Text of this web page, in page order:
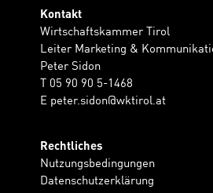
Kontakt
Wirtschaftskammer Tirol
Leiter Marketing &
Peter Sidon
T 05 90 90 5-1468
E peter.sidon@wktirol.at
Rechtliches
Nutzungsbedingungen
Datenschutzerklärung